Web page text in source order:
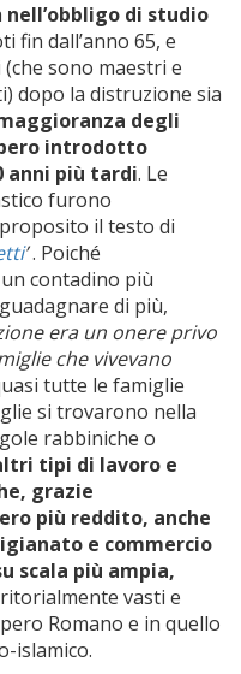
nell’obbligo di studio
fin dall’anno 65, e
sono maestri e
dopo la distruzione sia
degli
introdotto
anni più tardi. Le
furono
il testo di
’. Poiché
contadino più
di più,
era un onere privo
che vivevano
tutte le famiglie
si trovarono nella
rabbiniche o
tipi di lavoro e
grazie
più reddito, anche
e commercio
scala più ampia,
vasti e
Romano e in quello
islamico.